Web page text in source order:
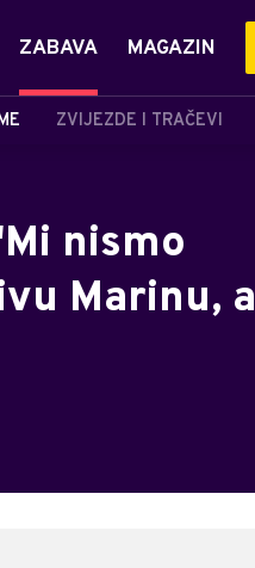
ZABAVA
ZVIJEZDE I TRAČEVI
MAGAZIN
nismo
Marinu, a